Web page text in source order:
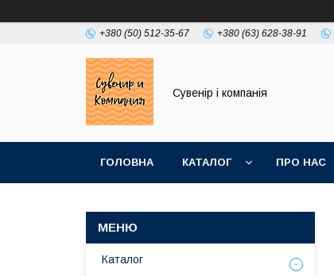
+380 (50) 512-35-67 +380 (63) 628-38-91
Сувенір і компанія
ГОЛОВНА КАТАЛОГ ПРО НАС
Каталог